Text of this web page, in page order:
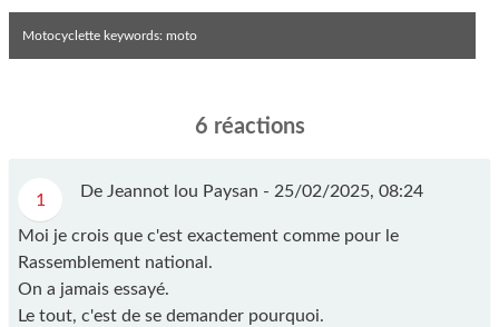
Motocyclette keywords: moto
6 réactions
1 De Jeannot lou Paysan - 25/02/2025, 08:24
Moi je crois que c'est exactement comme pour le
Rassemblement national.
On a jamais essayé.
Le tout, c'est de se demander pourquoi.